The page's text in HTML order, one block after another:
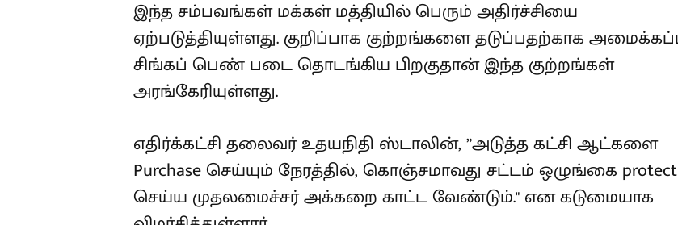
இந்த சம்பவங்கள் மக்கள் மத்தியில் பெரும் அதிர்ச்சியை
ஏற்படுத்தியுள்ளது. குறிப்பாக குற்றங்களை தடுப்பதற்காக
அமைக்கப்பட்ட சிங்கப் பெண் படை தொடங்கிய பிறகுதான் இந்த
குற்றங்கள் அரங்கேரியுள்ளது.
எதிர்க்கட்சி தலைவர் உதயநிதி ஸ்டாலின், ”அடுத்த கட்சி ஆட்களை
Purchase செய்யும் நேரத்தில், கொஞ்சமாவது சட்டம் ஒழுங்கை protect
செய்ய முதலமைச்சர் அக்கறை காட்ட வேண்டும்." என கடுமையாக